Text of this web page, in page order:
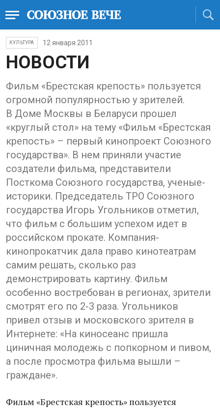
КУЛЬТУРА 12 января 2011
НОВОСТИ
Фильм «Брестская крепость» пользуется
огромной популярностью у зрителей.
В Доме Москвы в Беларуси прошел
«круглый стол» на тему «Фильм «Брестская
крепость» – первый кинопроект Союзного
государства». В нем приняли участие
создатели фильма, представители
Посткома Союзного государства, ученые-
историки. Председатель ТРО Союзного
государства Игорь Угольников отметил,
что фильм с большим успехом идет в
российском прокате. Компания-
кинопрокатчик дала право кинотеатрам
самим решать, сколько раз
демонстрировать картину. Фильм
особенно востребован в регионах, зрители
смотрят его по 2-3 раза. Угольников
привел отзыв и московского зрителя в
Интернете: «На киносеанс пришла
циничная молодежь с попкорном и пивом,
а после просмотра фильма вышли –
граждане».
Фильм «Брестская крепость» пользуется